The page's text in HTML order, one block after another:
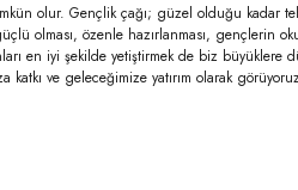
olur. Gençlik çağı; güzel olduğu kadar
olması, özenle hazırlanması, gençlerin
en iyi şekilde yetiştirmek de biz büyüklere
ve geleceğimize yatırım olarak